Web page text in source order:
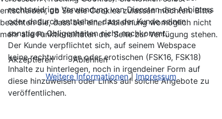
rechtswidrige Verwendung von Diensten des Anbieters
oder dadurch entstehen, dass der Kunde seinen
sonstigen Obligenheiten nicht nachkommt.
Der Kunde verpflichtet sich, auf seinem Webspace
keine rechtwidrigen oder erotischen (FSK16, FSK18)
Inhalte zu hinterlegen, noch in irgendeiner Form auf
diese hinzuweisen oder Links auf solche Angebote zu
veröffentlichen.
entscheiden, ob Sie die Cookies zulassen möchten. Bitte
beachten Sie, dass bei einer Ablehnung womöglich nicht
mehr alle Funktionalitäten der Seite zur Verfügung stehen.
Akzeptieren
Ablehnen
Weitere Informationen| Impressum